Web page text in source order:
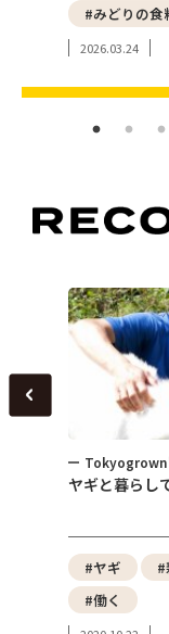
#東京の農
2024.07.19
トピッ
女性が
#東京
#み